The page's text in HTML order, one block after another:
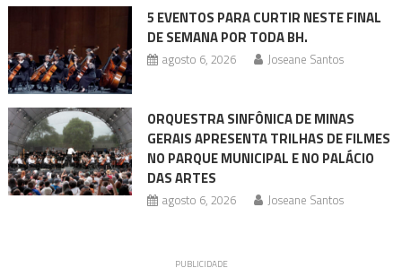
5 EVENTOS PARA CURTIR NESTE FINAL
DE SEMANA POR TODA BH.
agosto 6, 2026 Joseane Santos
ORQUESTRA SINFÔNICA DE MINAS
GERAIS APRESENTA TRILHAS DE FILMES
NO PARQUE MUNICIPAL E NO PALÁCIO
DAS ARTES
agosto 6, 2026 Joseane Santos